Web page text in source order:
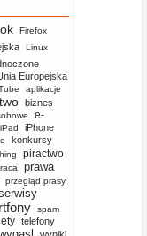
Firefox
Linux
Europejska
aplikacje
biznes
e-
iPad iPhone
konkursy
piractwo
prawa
przegląd prasy
spam
telefony